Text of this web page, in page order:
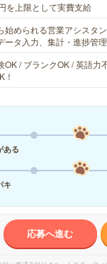
を上限として実費支給
始められる営業アシスタ
ータ入力、集計・進捗管
OK / ブランクOK / 英語力
！
ある
キ
応募へ進む